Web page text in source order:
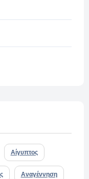
Αίγυπτος
Αναγέννηση